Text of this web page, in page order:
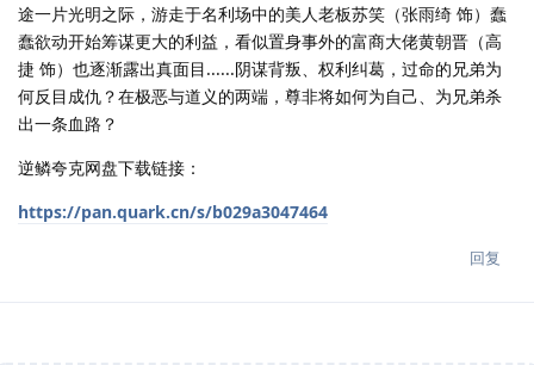
途一片光明之际，游走于名利场中的美人老板苏笑（张雨绮 饰）蠢
蠢欲动开始筹谋更大的利益，看似置身事外的富商大佬黄朝晋（高
捷 饰）也逐渐露出真面目......阴谋背叛、权利纠葛，过命的兄弟为
何反目成仇？在极恶与道义的两端，尊非将如何为自己、为兄弟杀
出一条血路？
逆鳞夸克网盘下载链接：
https://pan.quark.cn/s/b029a3047464
回复